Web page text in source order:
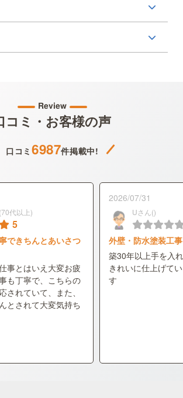
Review
コミ・お客様の声
口コミ6987件掲載中!
代以上)
5
できちんとあいさつ
事とはいえ大変お疲
も丁寧で、こちらの
されていて、また、
とされて大変気持ち
2026/07/31
Uさん()
外壁・防水塗装工事
築30年以上手を入
きれいに仕上げて
す